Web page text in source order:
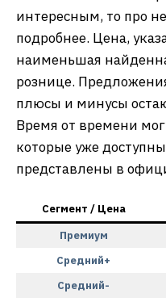
интересным, то про
подробнее. Цена,
наименьшая
рознице.
плюсы и минусы
Время от времени
которые уже
представлены в
Сегмент / Цена
Премиум
Средний+
Средний-